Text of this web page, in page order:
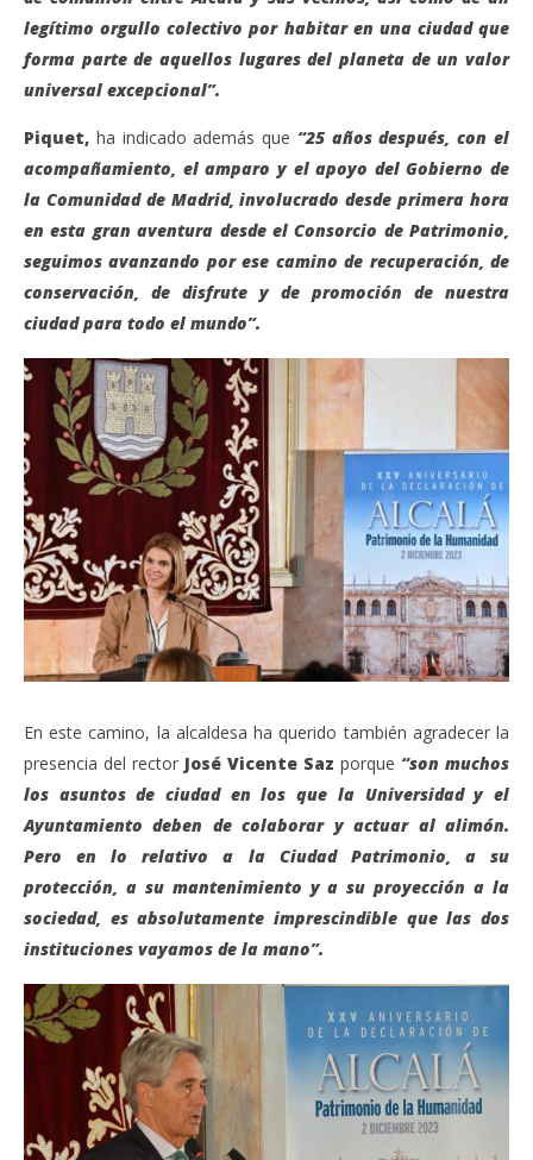
legítimo orgullo colectivo por habitar en una ciudad que
forma parte de aquellos lugares del planeta de un valor
universal excepcional”.
Piquet, ha indicado además que “25 años después, con el
acompañamiento, el amparo y el apoyo del Gobierno de
la Comunidad de Madrid, involucrado desde primera hora
en esta gran aventura desde el Consorcio de Patrimonio,
seguimos avanzando por ese camino de recuperación, de
conservación, de disfrute y de promoción de nuestra
ciudad para todo el mundo”.
En este camino, la alcaldesa ha querido también agradecer la
presencia del rector José Vicente Saz porque “son muchos
los asuntos de ciudad en los que la Universidad y el
Ayuntamiento deben de colaborar y actuar al alimón.
Pero en lo relativo a la Ciudad Patrimonio, a su
protección, a su mantenimiento y a su proyección a la
sociedad, es absolutamente imprescindible que las dos
instituciones vayamos de la mano”.